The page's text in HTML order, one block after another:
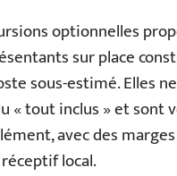
optionnelles
sur place
sous-estimé. Elles
« tout inclus » et sont
avec des
local.